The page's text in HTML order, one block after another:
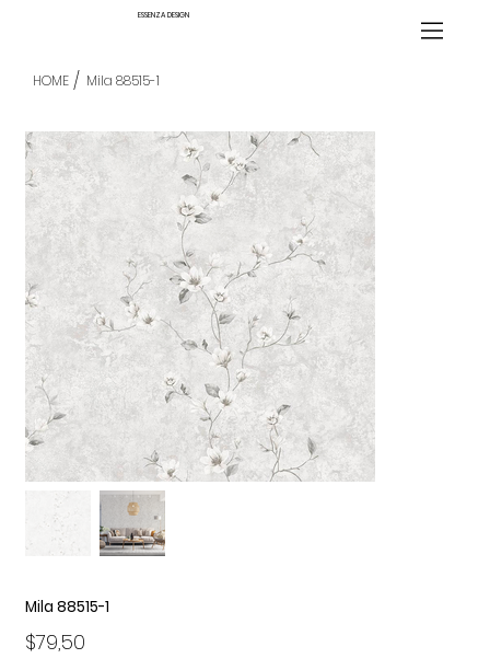
ESSENZA DESIGN
HOME / Mila 88515-1
Mila 88515-1
Precio
$79,50